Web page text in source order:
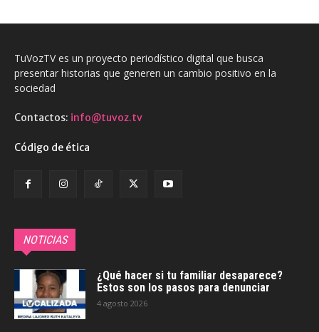
TuVozTV es un proyecto periodístico digital que busca
presentar historias que generen un cambio positivo en la
sociedad
Contactos: info@tuvoz.tv
Código de ética
NOTICIAS
¿Qué hacer si tu familiar desaparece?
Estos son los pasos para denunciar
4 agosto 2026